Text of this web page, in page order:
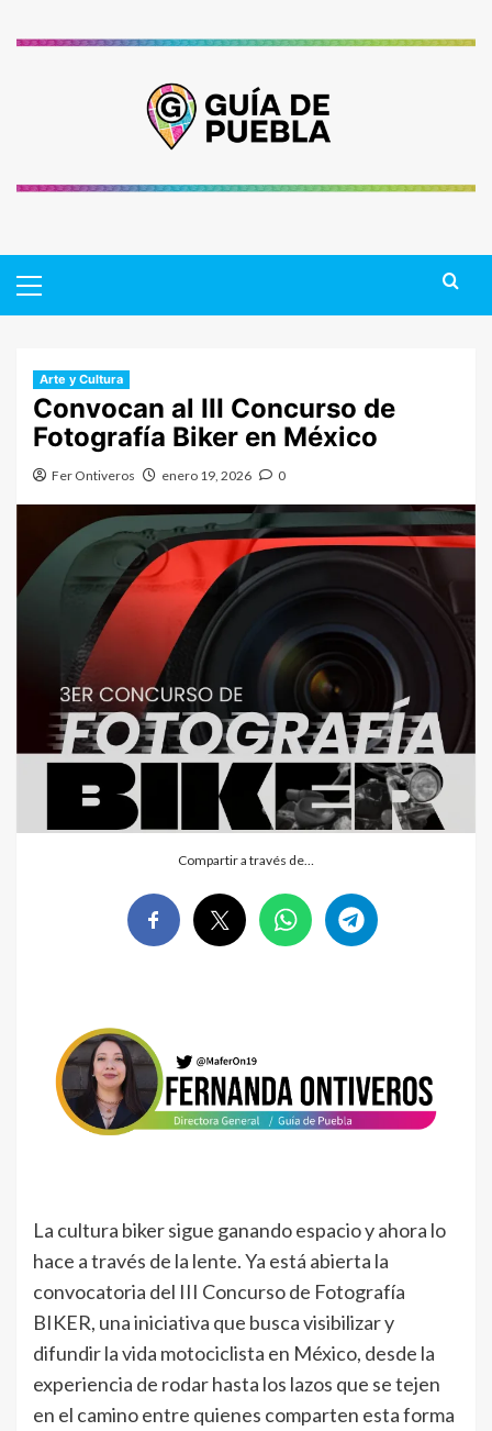
Menu
Arte y Cultura
Convocan al III Concurso de
Fotografía Biker en México
Fer Ontiveros enero 19, 2026 0
Compartir a través de…
La cultura biker sigue ganando espacio y ahora lo
hace a través de la lente. Ya está abierta la
convocatoria del III Concurso de Fotografía
BIKER, una iniciativa que busca visibilizar y
difundir la vida motociclista en México, desde la
experiencia de rodar hasta los lazos que se tejen
en el camino entre quienes comparten esta forma